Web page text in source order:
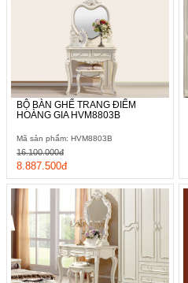
BỘ BÀN GHẾ TRANG ĐIỂM
HOÀNG GIA HVM8803B
Mã sản phẩm: HVM8803B
8.887.500đ
16.100.000đ